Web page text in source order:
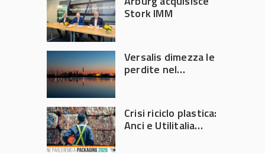
Stork IMM
Versalis dimezza le
perdite nel
Crisi riciclo plastica:
Anci e Utilitalia